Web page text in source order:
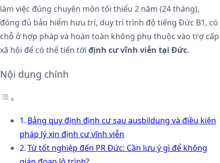
làm việc đúng chuyên môn tối thiểu 2 năm (24 tháng),
đóng đủ bảo hiểm hưu trí, duy trì trình độ tiếng Đức B1, có
chỗ ở hợp pháp và hoàn toàn không phụ thuộc vào trợ cấp
xã hội để có thể tiến tới định cư vĩnh viễn tại Đức.
Nội dung chính
Bảng quy định định cư sau ausbildung và điều kiện
pháp lý xin định cư vĩnh viễn
Từ tốt nghiệp đến PR Đức: Cần lưu ý gì để không